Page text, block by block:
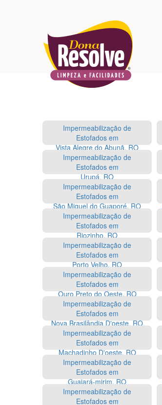
Impermeabilização de
Estofados em
Vista Alegre do Abunã, RO
Impermeabilização de
Estofados em
Urupá, RO
Impermeabilização de
Estofados em
São Miguel do Guaporé, RO
Impermeabilização de
Estofados em
Riozinho, RO
Impermeabilização de
Estofados em
Porto Velho, RO
Impermeabilização de
Estofados em
Ouro Preto do Oeste, RO
Impermeabilização de
Estofados em
Nova Brasilândia D'oeste, RO
Impermeabilização de
Estofados em
Machadinho D'oeste, RO
Impermeabilização de
Estofados em
Guajará-mirim, RO
Impermeabilização de
Estofados em